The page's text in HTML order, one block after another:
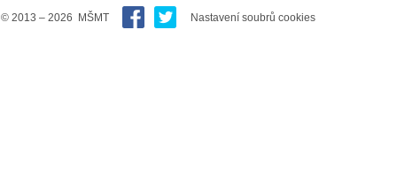
© 2013 – 2026 MŠMT Nastavení soubrů cookies